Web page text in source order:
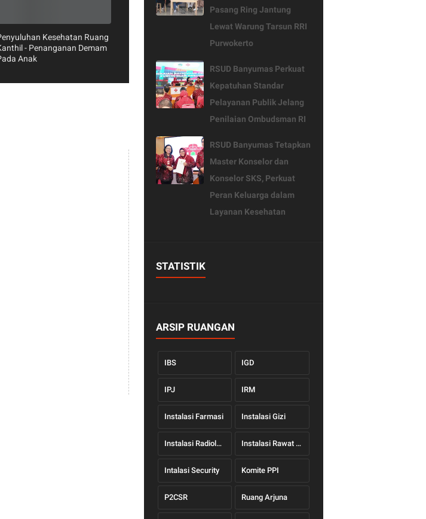
PENKES2026
Pasang Ring Jantung
Lewat Warung Tarsun RRI
Purwokerto
RSUD Banyumas Perkuat
Kepatuhan Standar
Pelayanan Publik Jelang
Penilaian Ombudsman RI
RSUD Banyumas Tetapkan
Master Konselor dan
Konselor SKS, Perkuat
Peran Keluarga dalam
Layanan Kesehatan
STATISTIK
ARSIP RUANGAN
IBS IGD
IPJ IRM
Instalasi Farmasi Instalasi Gizi
Instalasi Radiologi Instalasi Rawat Jalan
Intalasi Security Komite PPI
P2CSR Ruang Arjuna